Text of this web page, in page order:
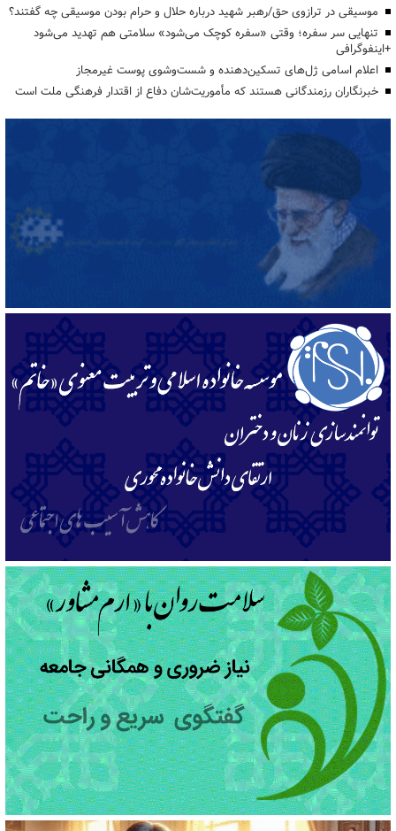
موسیقی در ترازوی حق/رهبر شهید درباره حلال و حرام بودن موسیقی چه گفتند؟
تنهایی سر سفره؛ وقتی «سفره کوچک می‌شود» سلامتی هم تهدید می‌شود
+اینفوگرافی
اعلام اسامی ژل‌های تسکین‌دهنده و شست‌وشوی پوست غیرمجاز
خبرنگاران رزمندگانی هستند که مأموریت‌شان دفاع از اقتدار فرهنگی ملت است